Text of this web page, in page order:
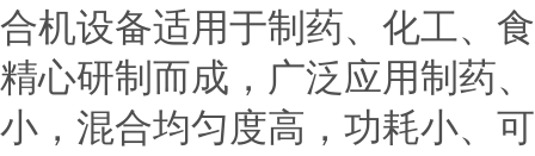
合机设备适用于制药、化工、
精心研制而成，广泛应用制药
小，混合均匀度高，功耗小、